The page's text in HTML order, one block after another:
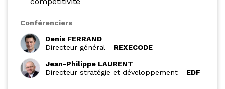
Conférenciers
Denis FERRAND
Directeur général- REXECODE
Jean-Philippe LAURENT
Directeur stratégie et développement - EDF